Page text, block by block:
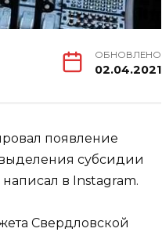
ОБНОВЛЕНО
02.04.2021
появление
выделения субсидии
в Instagram.
Свердловской